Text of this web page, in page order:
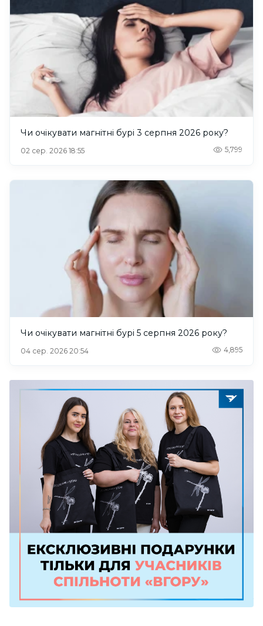
Чи очікувати магнітні бурі 3 серпня 2026 року?
02 сер. 2026 18:55 5,799
Чи очікувати магнітні бурі 5 серпня 2026 року?
04 сер. 2026 20:54 4,895